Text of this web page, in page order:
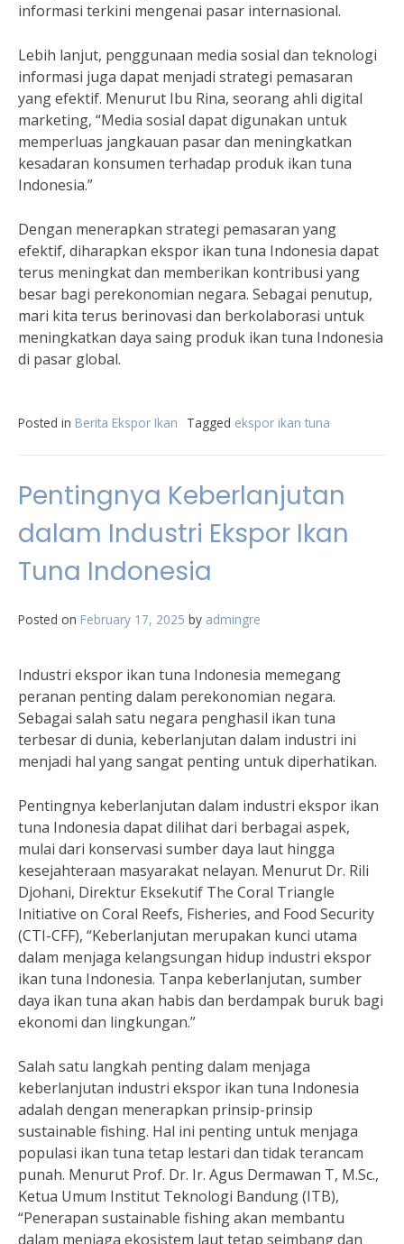
informasi terkini mengenai pasar internasional.
Lebih lanjut, penggunaan media sosial dan teknologi
informasi juga dapat menjadi strategi pemasaran
yang efektif. Menurut Ibu Rina, seorang ahli digital
marketing, “Media sosial dapat digunakan untuk
memperluas jangkauan pasar dan meningkatkan
kesadaran konsumen terhadap produk ikan tuna
Indonesia.”
Dengan menerapkan strategi pemasaran yang
efektif, diharapkan ekspor ikan tuna Indonesia dapat
terus meningkat dan memberikan kontribusi yang
besar bagi perekonomian negara. Sebagai penutup,
mari kita terus berinovasi dan berkolaborasi untuk
meningkatkan daya saing produk ikan tuna Indonesia
di pasar global.
Posted in Berita Ekspor Ikan Tagged ekspor ikan tuna
Pentingnya Keberlanjutan
dalam Industri Ekspor Ikan
Tuna Indonesia
Posted on February 17, 2025 by admingre
Industri ekspor ikan tuna Indonesia memegang
peranan penting dalam perekonomian negara.
Sebagai salah satu negara penghasil ikan tuna
terbesar di dunia, keberlanjutan dalam industri ini
menjadi hal yang sangat penting untuk diperhatikan.
Pentingnya keberlanjutan dalam industri ekspor ikan
tuna Indonesia dapat dilihat dari berbagai aspek,
mulai dari konservasi sumber daya laut hingga
kesejahteraan masyarakat nelayan. Menurut Dr. Rili
Djohani, Direktur Eksekutif The Coral Triangle
Initiative on Coral Reefs, Fisheries, and Food Security
(CTI-CFF), “Keberlanjutan merupakan kunci utama
dalam menjaga kelangsungan hidup industri ekspor
ikan tuna Indonesia. Tanpa keberlanjutan, sumber
daya ikan tuna akan habis dan berdampak buruk bagi
ekonomi dan lingkungan.”
Salah satu langkah penting dalam menjaga
keberlanjutan industri ekspor ikan tuna Indonesia
adalah dengan menerapkan prinsip-prinsip
sustainable fishing. Hal ini penting untuk menjaga
populasi ikan tuna tetap lestari dan tidak terancam
punah. Menurut Prof. Dr. Ir. Agus Dermawan T, M.Sc.,
Ketua Umum Institut Teknologi Bandung (ITB),
“Penerapan sustainable fishing akan membantu
dalam menjaga ekosistem laut tetap seimbang dan